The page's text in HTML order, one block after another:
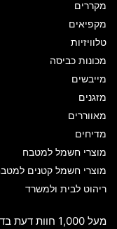
מקררים
מקפיאים
טלוויזיות
מכונות כביסה
מייבשים
מזגנים
מאווררים
מדיחים
מוצרי חשמל למטבח
מוצרי חשמל קטנים
ריהוט לבית ולמשרד
מעל 1,000 חוות דעת בדירוג – 5 כוכבים